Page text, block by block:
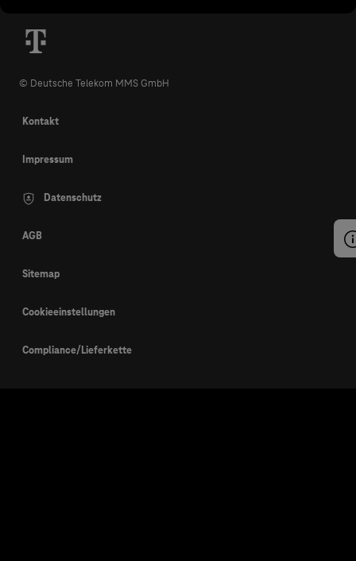
© Deutsche Telekom MMS GmbH
Kontakt
Impressum
Datenschutz
AGB
Sitemap
Cookieeinstellungen
Compliance/Lieferkette